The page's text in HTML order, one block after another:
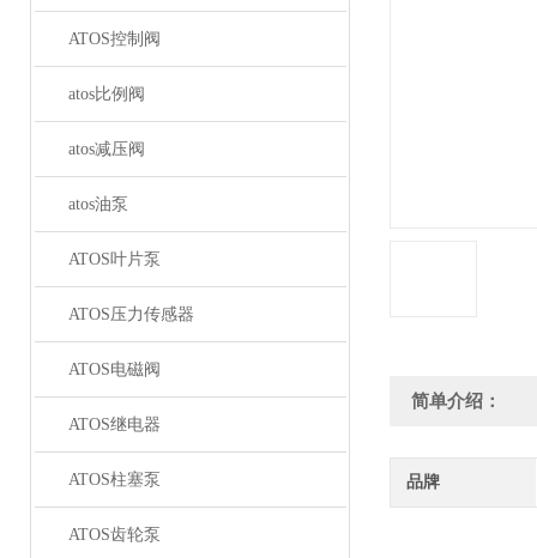
ATOS控制阀
atos比例阀
atos减压阀
atos油泵
ATOS叶片泵
ATOS压力传感器
ATOS电磁阀
ATOS继电器
ATOS柱塞泵
ATOS齿轮泵
简单介绍：
品牌